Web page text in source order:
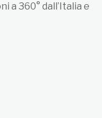
a 360° dall’Italia e